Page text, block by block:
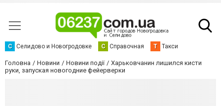
С Селидово и Новогродовке С Справочная Т Такси
Головна Новини Новини події
Харьковчанин лишился кисти
руки, запуская новогодние фейерверки